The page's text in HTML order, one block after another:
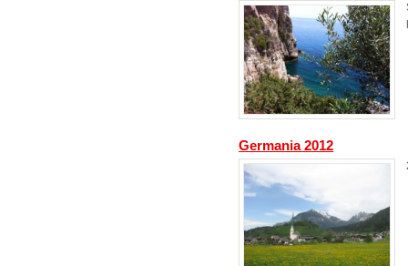
Germania 2012